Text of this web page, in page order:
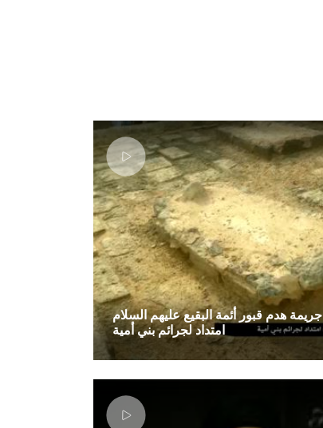
جريمة هدم قبور أئمة البقيع عليهم السلام
امتداد لجرائم بني أمية